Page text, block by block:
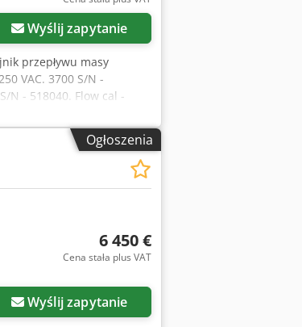
Wyślij zapytanie
przepływu masy
VAC. 3700 S/N -
N - 518040. Flow cal -
R Iviszof D2 - 0,99677 /
- 40bar. Case - 0Bar.
Ogłoszenia
6 450 €
Cena stała plus VAT
Wyślij zapytanie